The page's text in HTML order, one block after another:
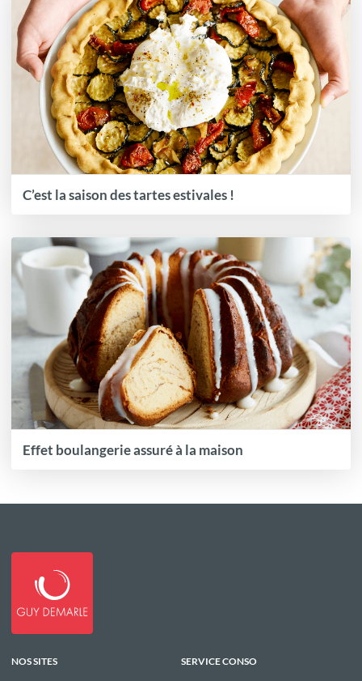
C’est la saison des tartes estivales !
Effet boulangerie assuré à la maison
NOS SITES
SERVICE CONSO